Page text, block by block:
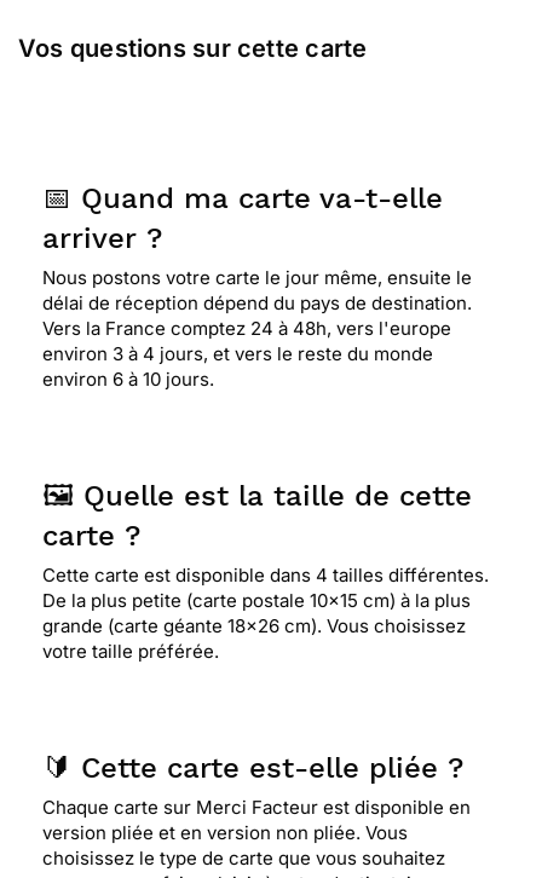
Vos questions sur cette carte
📅 Quand ma carte va-t-elle
arriver ?
Nous postons votre carte le jour même, ensuite le
délai de réception dépend du pays de destination.
Vers la France comptez 24 à 48h, vers l'europe
environ 3 à 4 jours, et vers le reste du monde
environ 6 à 10 jours.
🖼️ Quelle est la taille de cette
carte ?
Cette carte est disponible dans 4 tailles différentes.
De la plus petite (carte postale 10x15 cm) à la plus
grande (carte géante 18x26 cm). Vous choisissez
votre taille préférée.
🔰 Cette carte est-elle pliée ?
Chaque carte sur Merci Facteur est disponible en
version pliée et en version non pliée. Vous
choisissez le type de carte que vous souhaitez